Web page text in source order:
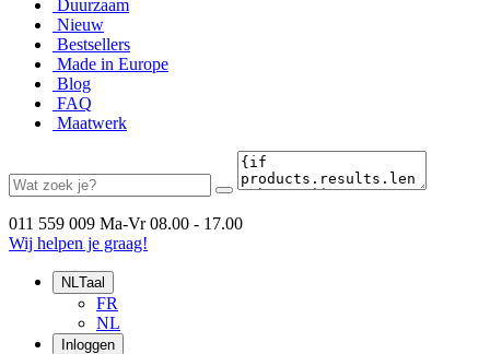
Duurzaam
Nieuw
Bestsellers
Made in Europe
Blog
FAQ
Maatwerk
011 559 009 Ma-Vr 08.00 - 17.00
Wij helpen je graag!
NLTaal
FR
NL
Inloggen